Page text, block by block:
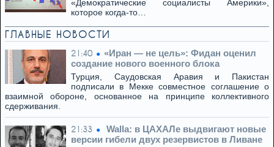
«Демократические социалисты Америки»,
которое когда-то…
ГЛАВНЫЕ НОВОСТИ
21:40
​«Иран — не цель»: Фидан оценил
создание нового военного блока
Турция, Саудовская Аравия и Пакистан
подписали в Мекке совместное соглашение о
взаимной обороне, основанное на принципе коллективного
сдерживания.
21:33
Walla: в ЦАХАЛе выдвигают новые
версии гибели двух резервистов в Ливане